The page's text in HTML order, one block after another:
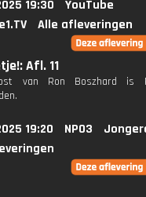
19:30
YouTube
Alle afleveringen
Afl. 11
van Ron Boszhard is
19:20 NPO3